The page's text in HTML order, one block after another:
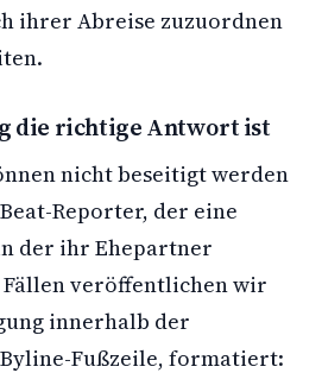
ihrer Abreise zuzuordnen
die richtige Antwort ist
nicht beseitigt werden
Reporter, der eine
der ihr Ehepartner
veröffentlichen wir
innerhalb der
Fußzeile, formatiert: